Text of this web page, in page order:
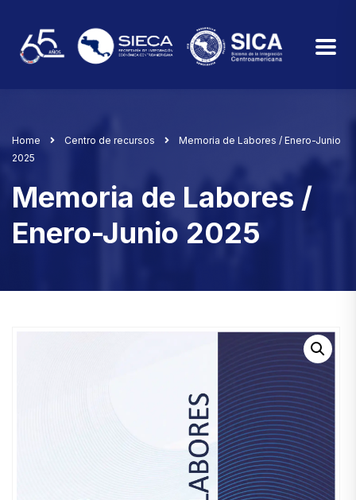
Home Centro de recursos
Memoria de Labores / Enero-Junio
2025
Memoria de Labores /
Enero-Junio 2025